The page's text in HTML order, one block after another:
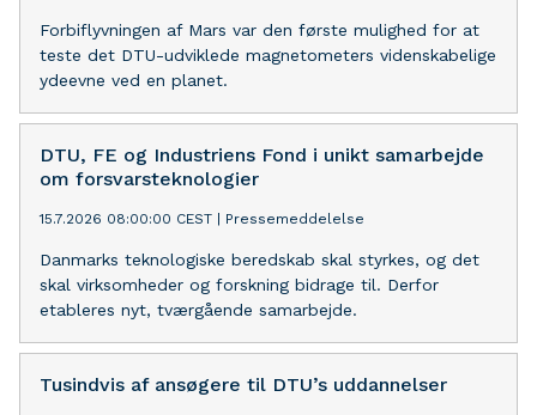
Forbiflyvningen af Mars var den første mulighed for at
teste det DTU-udviklede magnetometers videnskabelige
ydeevne ved en planet.
DTU, FE og Industriens Fond i unikt samarbejde
om forsvarsteknologier
15.7.2026 08:00:00 CEST Pressemeddelelse
Danmarks teknologiske beredskab skal styrkes, og det
skal virksomheder og forskning bidrage til. Derfor
etableres nyt, tværgående samarbejde.
Tusindvis af ansøgere til DTU’s uddannelser